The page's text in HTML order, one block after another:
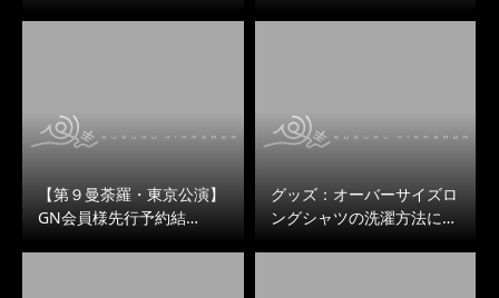
【第９曼荼羅・東京公演】
GN会員様先行予約結…
グッズ：オーバーサイズロ
ングシャツの洗濯方法に…